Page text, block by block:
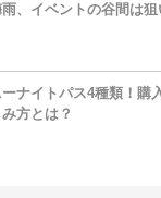
、イベントの谷間は狙
ナイトパス4種類！購
方とは？